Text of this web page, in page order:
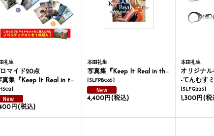
礼生
ロマイド20点
集『Keep It Real in the City of Angels』手渡し会-
]
円 (税込)
本田礼生
写真集『Keep It Real in the City of Angels』
[SLFPB085]
4,400円 (税込)
本田礼生
オリジナ
-てんむす
[SLFG225]
1,300円 (税